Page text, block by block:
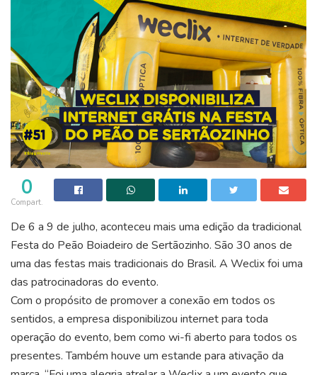
0
Compart.
De 6 a 9 de julho, aconteceu mais uma edição da tradicional
Festa do Peão Boiadeiro de Sertãozinho. São 30 anos de
uma das festas mais tradicionais do Brasil. A Weclix foi uma
das patrocinadoras do evento.
Com o propósito de promover a conexão em todos os
sentidos, a empresa disponibilizou internet para toda
operação do evento, bem como wi-fi aberto para todos os
presentes. Também houve um estande para ativação da